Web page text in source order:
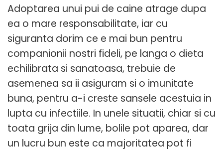
Adoptarea unui pui de caine atrage dupa
ea o mare responsabilitate, iar cu
siguranta dorim ce e mai bun pentru
companionii nostri fideli, pe langa o dieta
echilibrata si sanatoasa, trebuie de
asemenea sa ii asiguram si o imunitate
buna, pentru a-i creste sansele acestuia in
lupta cu infectiile. In unele situatii, chiar si cu
toata grija din lume, bolile pot aparea, dar
un lucru bun este ca majoritatea pot fi